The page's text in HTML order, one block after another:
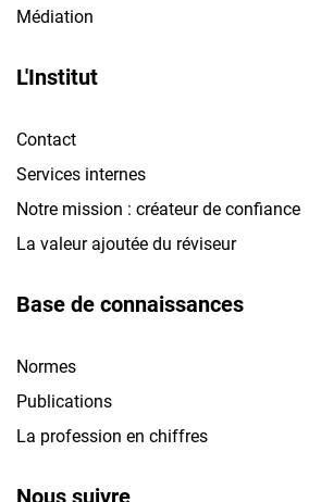
Médiation
L'Institut
Contact
Services internes
Notre mission : créateur de confiance
La valeur ajoutée du réviseur
Base de connaissances
Normes
Publications
La profession en chiffres